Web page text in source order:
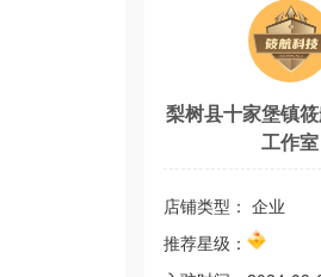
梨树县十家堡镇
工作室
店铺类型： 企业
推荐星级：